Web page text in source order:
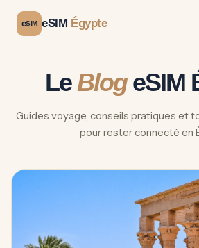
eSIM eSIM Égypte
LeBlogeSIM
Guides voyage, conseils pratiques et
pour rester connecté en